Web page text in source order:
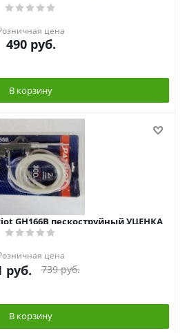
цена
490руб.
В корзину
GH166B пескоструйный УЦЕНКА
цена
руб. 739руб.
В корзину